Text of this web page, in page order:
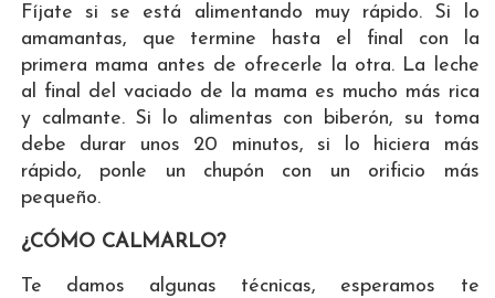
Fíjate si se está alimentando muy rápido. Si lo
amamantas, que termine hasta el final con la
primera mama antes de ofrecerle la otra. La leche
al final del vaciado de la mama es mucho más rica
y calmante. Si lo alimentas con biberón, su toma
debe durar unos 20 minutos, si lo hiciera más
rápido, ponle un chupón con un orificio más
pequeño.
¿CÓMO CALMARLO?
Te damos algunas técnicas, esperamos te